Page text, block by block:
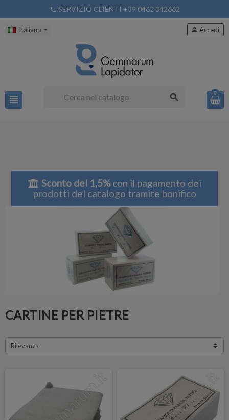
phone SERVIZIO CLIENTI +39 0462 342662
Italiano
view_headline search
person Accedi
0
Sconto del 1,5%con il pagamento dei
prodotti del catalogo tramite bonifico
CARTINE PER PIETRE
Rilevanza